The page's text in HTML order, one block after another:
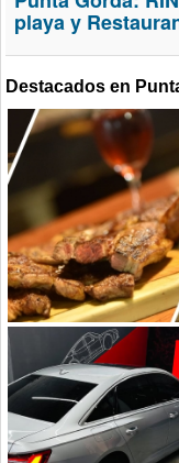
playa y
Destacados en